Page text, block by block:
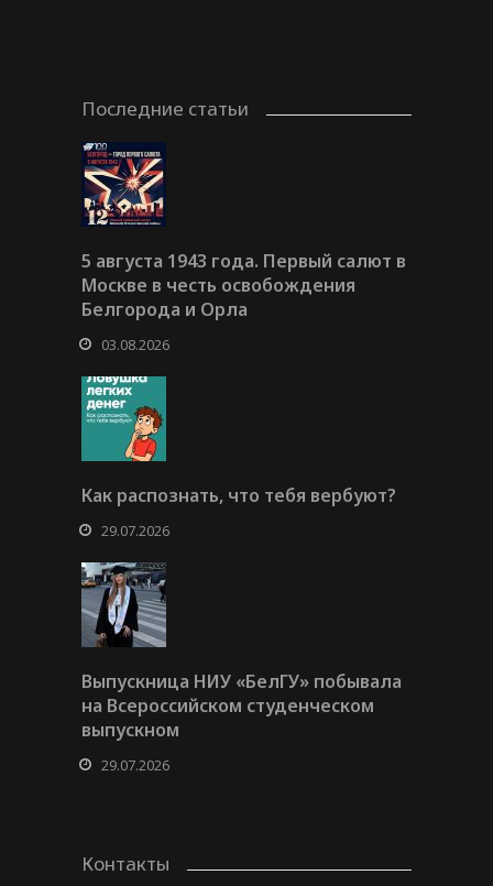
Последние статьи
5 августа 1943 года. Первый салют в
Москве в честь освобождения
Белгорода и Орла
03.08.2026
Как распознать, что тебя вербуют?
29.07.2026
Выпускница НИУ «БелГУ» побывала
на Всероссийском студенческом
выпускном
29.07.2026
Контакты